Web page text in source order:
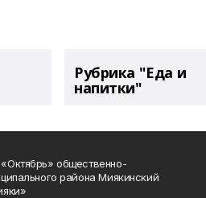
Рубрика "Еда и
напитки"
общественно-
района Миякинский